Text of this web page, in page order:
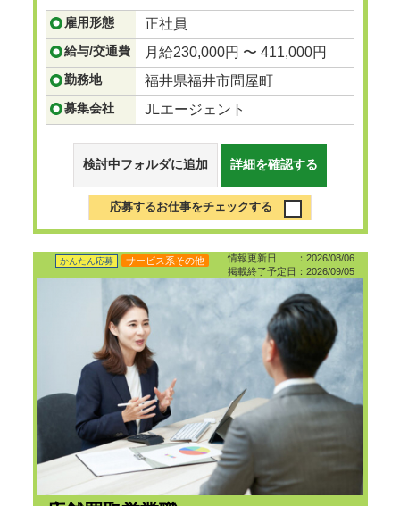
スを考慮し、最適なプロジェクトへ配属いた
します。
...つづきを見る
雇用形態 正社員
給与/交通費 月給230,000円 〜 411,000円
勤務地 福井県福井市問屋町
募集会社 JLエージェント
検討中フォルダに追加 詳細を確認する
応募するお仕事をチェックする
情報更新日 ：2026/08/06
掲載終了予定日：2026/09/05
かんたん応募 サービス系その他